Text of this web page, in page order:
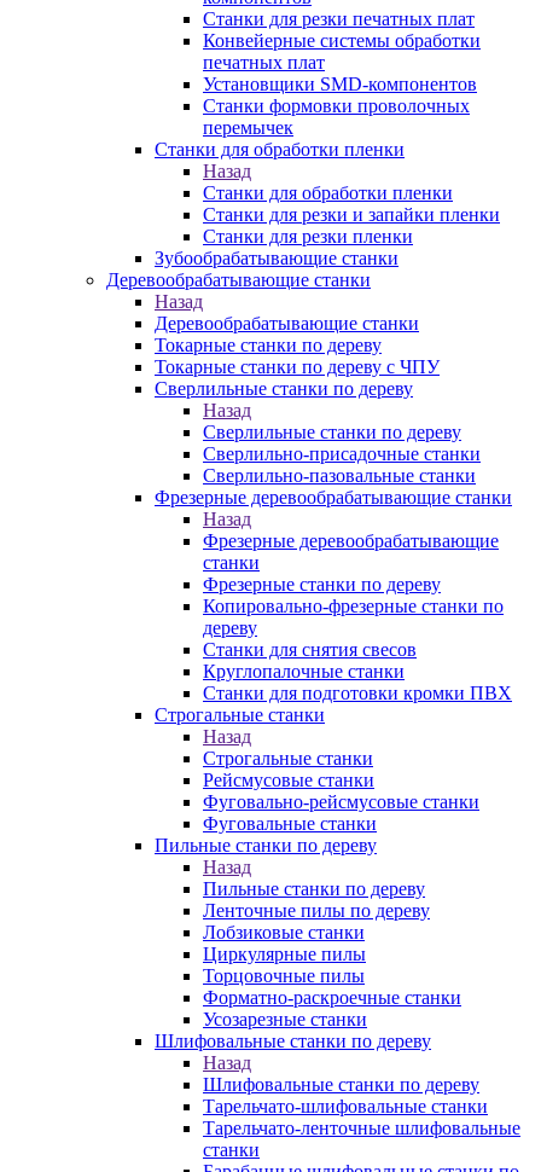
Станки для резки печатных плат
Конвейерные системы обработки
печатных плат
Установщики SMD-компонентов
Станки формовки проволочных
перемычек
Станки для обработки пленки
Назад
Станки для обработки пленки
Станки для резки и запайки пленки
Станки для резки пленки
Зубообрабатывающие станки
Деревообрабатывающие станки
Назад
Деревообрабатывающие станки
Токарные станки по дереву
Токарные станки по дереву с ЧПУ
Сверлильные станки по дереву
Назад
Сверлильные станки по дереву
Сверлильно-присадочные станки
Сверлильно-пазовальные станки
Фрезерные деревообрабатывающие станки
Назад
Фрезерные деревообрабатывающие
станки
Фрезерные станки по дереву
Копировально-фрезерные станки по
дереву
Станки для снятия свесов
Круглопалочные станки
Станки для подготовки кромки ПВХ
Строгальные станки
Назад
Строгальные станки
Рейсмусовые станки
Фуговально-рейсмусовые станки
Фуговальные станки
Пильные станки по дереву
Назад
Пильные станки по дереву
Ленточные пилы по дереву
Лобзиковые станки
Циркулярные пилы
Торцовочные пилы
Форматно-раскроечные станки
Усозарезные станки
Шлифовальные станки по дереву
Назад
Шлифовальные станки по дереву
Тарельчато-шлифовальные станки
Тарельчато-ленточные шлифовальные
станки